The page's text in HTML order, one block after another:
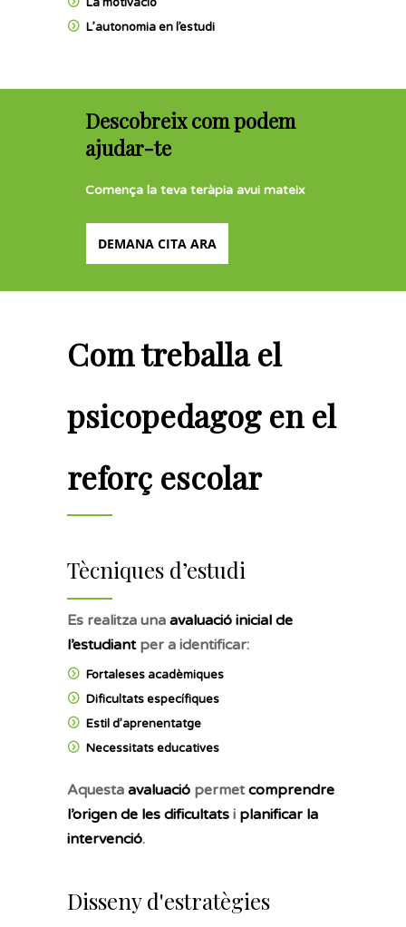
L’autonomia en l’estudi
Descobreix com podem
ajudar-te
Comença la teva teràpia avui mateix
DEMANA CITA ARA
Com treballa el
psicopedagog en el
reforç escolar
Tècniques d’estudi
Es realitza una avaluació inicial de
l’estudiantper a identificar:
Fortaleses acadèmiques
Dificultats específiques
Estil d’aprenentatge
Necessitats educatives
Aquesta avaluació permetcomprendre
l’origen de les dificultats i planificar la
intervenció.
Disseny d'estratègies